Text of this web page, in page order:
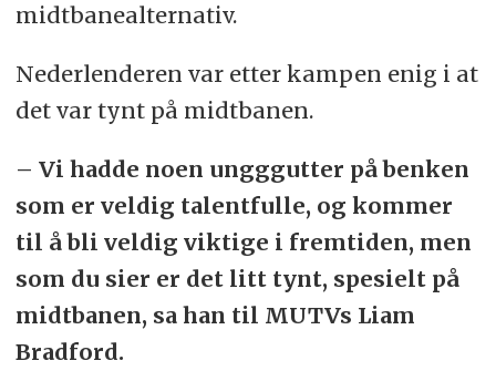
midtbanealternativ.
Nederlenderen var etter kampen enig i at
det var tynt på midtbanen.
– Vi hadde noen ungggutter på benken
som er veldig talentfulle, og kommer
til å bli veldig viktige i fremtiden, men
som du sier er det litt tynt, spesielt på
midtbanen, sa han til MUTVs Liam
Bradford.